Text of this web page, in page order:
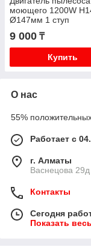
моющего 1200W
Ø147мм 1 ступ
9 000 ₸
Купить
О нас
55%
Работает с
г. Алматы
Васнецова
Контакты
Сегодня
Показать